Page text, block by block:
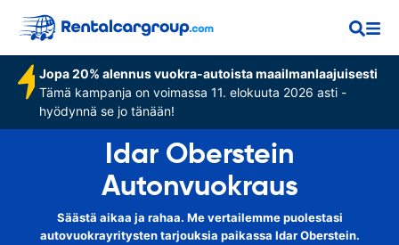
Jopa 20% alennus vuokra-autoista maailmanlaajuisesti
Tämä kampanja on voimassa 11. elokuuta 2026 asti -
hyödynnä se jo tänään!
Idar Oberstein
Autonvuokraus
Säästä aikaa ja rahaa. Me vertailemme puolestasi
autovuokrayritysten tarjouksia paikassa Idar Oberstein.